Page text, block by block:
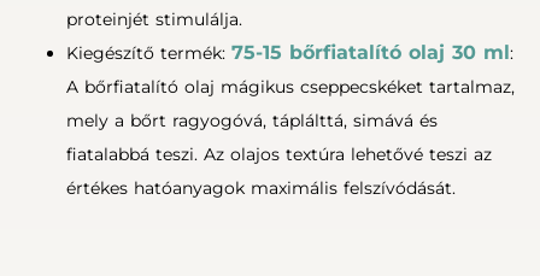
proteinjét stimulálja.
Kiegészítő termék: 75-15 bőrfiatalító olaj 30 ml:
A bőrfiatalító olaj mágikus cseppecskéket tartalmaz,
mely a bőrt ragyogóvá, táplálttá, simává és
fiatalabbá teszi. Az olajos textúra lehetővé teszi az
értékes hatóanyagok maximális felszívódását.